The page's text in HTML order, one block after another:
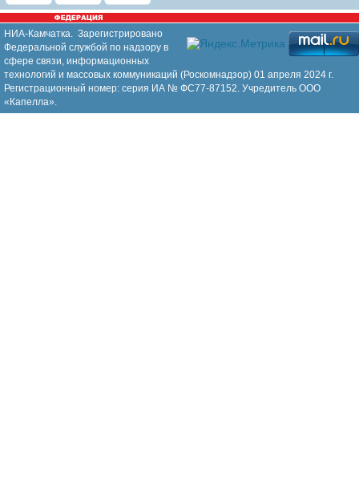
НИА-Камчатка. Зарегистрировано
Федеральной службой по надзору в
сфере связи, информационных
технологий и массовых коммуникаций (Роскомнадзор) 01 апреля 2024 г.
Регистрационный номер: серия ИА № ФС77-87152. Учредитель ООО
«Капелла».